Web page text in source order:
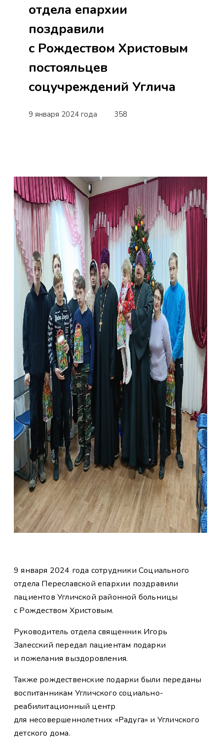
отдела епархии
поздравили
с Рождеством Христовым
постояльцев
соцучреждений Углича
9 января 2024 года 358
9 января 2024 года сотрудники Социального
отдела Переславской епархии поздравили
пациентов Угличской районной больницы
с Рождеством Христовым.
Руководитель отдела священник Игорь
Залесский передал пациентам подарки
и пожелания выздоровления.
Также рождественские подарки были переданы
воспитанникам Угличского социально-
реабилитационный центр
для несовершеннолетних «Радуга» и Угличского
детского дома.